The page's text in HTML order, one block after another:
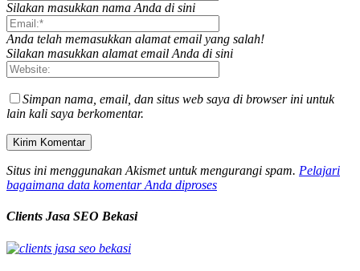
Silakan masukkan nama Anda di sini
Anda telah memasukkan alamat email yang salah!
Silakan masukkan alamat email Anda di sini
Simpan nama, email, dan situs web saya di browser ini untuk
lain kali saya berkomentar.
Situs ini menggunakan Akismet untuk mengurangi spam. Pelajari
bagaimana data komentar Anda diproses
Clients Jasa SEO Bekasi